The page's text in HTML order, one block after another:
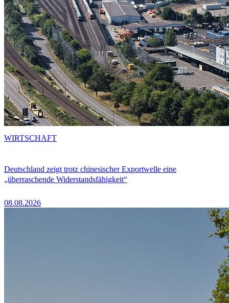
Deutschland zeigt trotz chinesischer Exportwelle eine
„überraschende Widerstandsfähigkeit“
08.08.2026
WIRTSCHAFT